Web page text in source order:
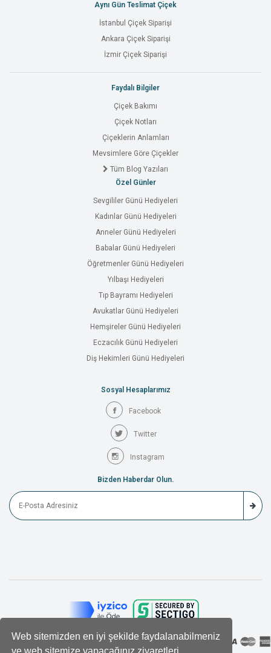
Web sitemizden en iyi şekilde faydalanabilmeniz
ve web sitemize yapacağınız ziyaretleri
Aynı Gün Teslimat Çiçek
İstanbul Çiçek Siparişi
Ankara Çiçek Siparişi
İzmir Çiçek Siparişi
Faydalı Bilgiler
Çiçek Bakımı
Çiçek Notları
Çiçeklerin Anlamları
Mevsimlere Göre Çiçekler
Tüm Blog Yazıları
Özel Günler
Sevgililer Günü Hediyeleri
Kadınlar Günü Hediyeleri
Anneler Günü Hediyeleri
Babalar Günü Hediyeleri
Öğretmenler Günü Hediyeleri
Yılbaşı Hediyeleri
Tıp Bayramı Hediyeleri
Avukatlar Günü Hediyeleri
Hemşireler Günü Hediyeleri
Eczacılık Günü Hediyeleri
Diş Hekimleri Günü Hediyeleri
Sosyal Hesaplarımız
Facebook
Twitter
Instagram
Bizden Haberdar Olun.